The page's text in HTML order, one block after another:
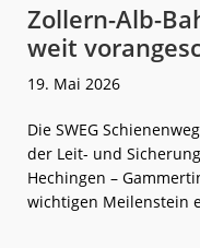
Zollern-Alb-
weit
19. Mai 2026
Die SWEG
der Leit- und
Hechingen –
wichtigen Meilenstein